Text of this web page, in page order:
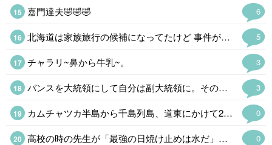
6
嘉門達夫🤣🤣🤣
5
北海道は家族旅行の候補になってたけど 事件が多くて運気悪そうだからやめた😜 本当は行きたいけどね~😔
3
チャラリ~鼻から牛乳~。
3
バンスを大統領にして自分は副大統領に。その後バンス辞任で繰り上げで大統領、こんな筋書きもありそうだが国民が許さんだろう。
0
カムチャツカ半島から千島列島、道東にかけて20年くらい前から注目しているけど。 能登は発展性がないということでお国がカネを出し渋ったという話が議事録にあるそうだけど、なんかあったらどさくさ紛れで…🆖🆖なので自粛。
0
高校の時の先生が「最強の日焼け止めは水だ」とか言ってて、全身を浮き輪に入れたミシュランマンを想像したけど、実際には紫外線はフリーパスなのでガセであった。ところで風船太郎氏はなぜあんなに日焼けしてムキムキなのだろう。